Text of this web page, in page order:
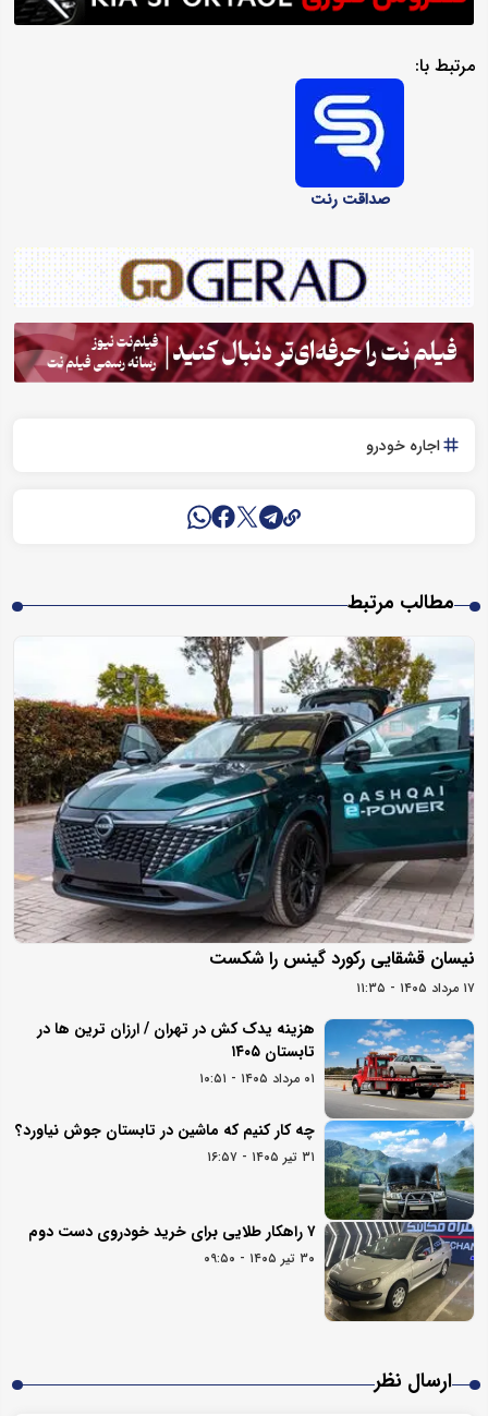
مرتبط با:
صداقت رنت
اجاره خودرو
مطالب مرتبط
نیسان قشقایی رکورد گینس را شکست
۱۷ مرداد ۱۴۰۵ - ۱۱:۳۵
هزینه یدک کش در تهران / ارزان ترین ها در
تابستان ۱۴۰۵
۰۱ مرداد ۱۴۰۵ - ۱۰:۵۱
چه کار کنیم که ماشین در تابستان جوش نیاورد؟
۳۱ تیر ۱۴۰۵ - ۱۶:۵۷
۷ راهکار طلایی برای خرید خودروی دست دوم
۳۰ تیر ۱۴۰۵ - ۰۹:۵۰
ارسال نظر